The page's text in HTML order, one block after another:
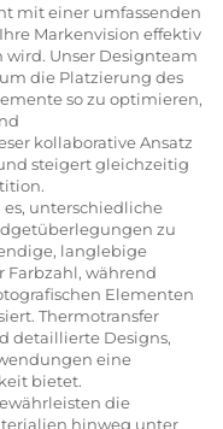
mit einer umfassenden
Markenvision effektiv
Unser Designteam
die Platzierung des
so zu optimieren,
kollaborative Ansatz
steigert gleichzeitig
unterschiedliche
zu
langlebige
Farbzahl, während
Elementen
Thermotransfer
detaillierte Designs,
eine
bietet.
die
hinweg unter